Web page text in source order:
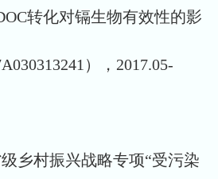
转化对镉生物有效性的影
），2017.05-
乡村振兴战略专项“受污染